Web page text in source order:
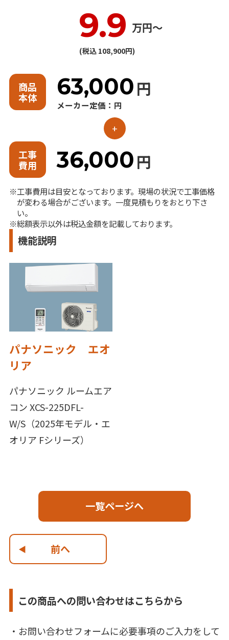
9.9 万円〜
(税込 108,900円)
商品
本体
63,000円
メーカー定価：円
+
工事
費用
36,000円
工事費用は目安となっております。現場の状況で工事価格
が変わる場合がございます。一度見積もりをおとり下さ
い。
※総額表示以外は税込金額を記載しております。
機能説明
パナソニック エオ
リア
パナソニック ルームエア
コン XCS-225DFL-
W/S（2025年モデル・エ
オリア Fシリーズ）
前へ
一覧ページへ
この商品への問い合わせはこちらから
お問い合わせフォームに必要事項のご入力をして